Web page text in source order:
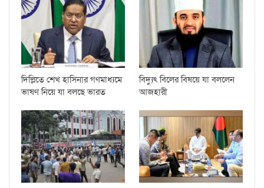
দিল্লিতে শেখ হাসিনার গণমাধ্যমে
ভাষণ নিয়ে যা বলছে ভারত
বিদ্যুৎ বিলের বিষয়ে যা বললেন
আজহারী